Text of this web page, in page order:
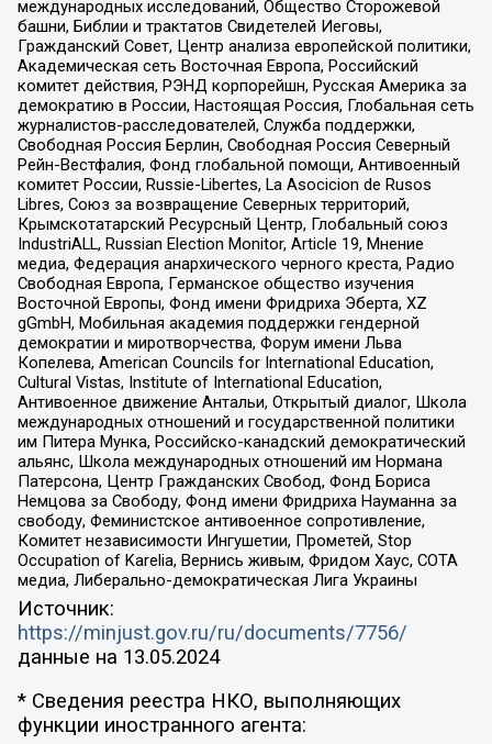
международных исследований, Общество Сторожевой
башни, Библии и трактатов Свидетелей Иеговы,
Гражданский Совет, Центр анализа европейской политики,
Академическая сеть Восточная Европа, Российский
комитет действия, РЭНД корпорейшн, Русская Америка за
демократию в России, Настоящая Россия, Глобальная сеть
журналистов-расследователей, Служба поддержки,
Свободная Россия Берлин, Свободная Россия Северный
Рейн-Вестфалия, Фонд глобальной помощи, Антивоенный
комитет России, Russie-Libertes, La Asocicion de Rusos
Libres, Союз за возвращение Северных территорий,
Крымскотатарский Ресурсный Центр, Глобальный союз
IndustriALL, Russian Election Monitor, Article 19, Мнение
медиа, Федерация анархического черного креста, Радио
Свободная Европа, Германское общество изучения
Восточной Европы, Фонд имени Фридриха Эберта, XZ
gGmbH, Мобильная академия поддержки гендерной
демократии и миротворчества, Форум имени Льва
Копелева, American Councils for International Education,
Cultural Vistas, Institute of International Education,
Антивоенное движение Антальи, Открытый диалог, Школа
международных отношений и государственной политики
им Питера Мунка, Российско-канадский демократический
альянс, Школа международных отношений им Нормана
Патерсона, Центр Гражданских Свобод, Фонд Бориса
Немцова за Свободу, Фонд имени Фридриха Науманна за
свободу, Феминистское антивоенное сопротивление,
Комитет независимости Ингушетии, Прометей, Stop
Occupation of Karelia, Вернись живым, Фридом Хаус, СОТА
медиа, Либерально-демократическая Лига Украины
Источник:
https://minjust.gov.ru/ru/documents/7756/
данные на 13.05.2024
* Сведения реестра НКО, выполняющих
функции иностранного агента: